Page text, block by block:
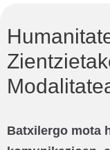
Batxilergo mota